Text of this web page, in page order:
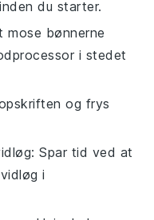
du starter.
mose bønnerne
i stedet
og frys
: Spar tid ved at
i